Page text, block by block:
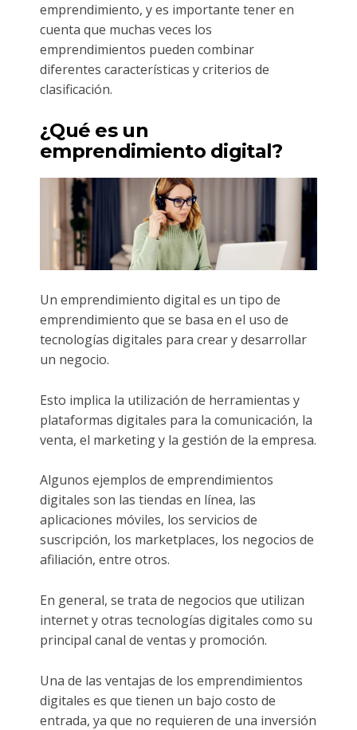
emprendimiento, y es importante tener en
cuenta que muchas veces los
emprendimientos pueden combinar
diferentes características y criterios de
clasificación.
¿Qué es un
emprendimiento digital?
Un emprendimiento digital es un tipo de
emprendimiento que se basa en el uso de
tecnologías digitales para crear y desarrollar
un negocio.
Esto implica la utilización de herramientas y
plataformas digitales para la comunicación, la
venta, el marketing y la gestión de la empresa.
Algunos ejemplos de emprendimientos
digitales son las tiendas en línea, las
aplicaciones móviles, los servicios de
suscripción, los marketplaces, los negocios de
afiliación, entre otros.
En general, se trata de negocios que utilizan
internet y otras tecnologías digitales como su
principal canal de ventas y promoción.
Una de las ventajas de los emprendimientos
digitales es que tienen un bajo costo de
entrada, ya que no requieren de una inversión